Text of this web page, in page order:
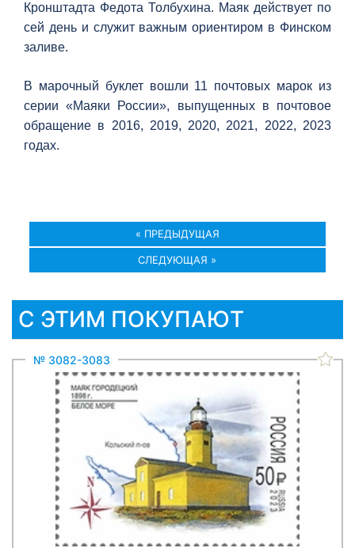
Кронштадта Федота Толбухина. Маяк действует по
сей день и служит важным ориентиром в Финском
заливе.
В марочный буклет вошли 11 почтовых марок из
серии «Маяки России», выпущенных в почтовое
обращение в 2016, 2019, 2020, 2021, 2022, 2023
годах.
« ПРЕДЫДУЩАЯ
СЛЕДУЮЩАЯ »
С ЭТИМ ПОКУПАЮТ
№ 3082-3083